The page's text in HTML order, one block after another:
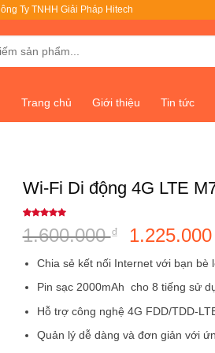
Ty TNHH Giải Pháp Hitech
Trang chủ Giới thiệu Tin tức
Wi-Fi Di động 4G LTE
dựa trên
đánh giá
1.600.000₫
Giá
là:
1.600.000
1.225.000
Chia sẻ kết nối Internet với bạn bè
Pin sạc 2000mAh cho 8 tiếng sử
Hỗ trợ công nghệ 4G FDD/TDD-
Quản lý dễ dàng và đơn giản với